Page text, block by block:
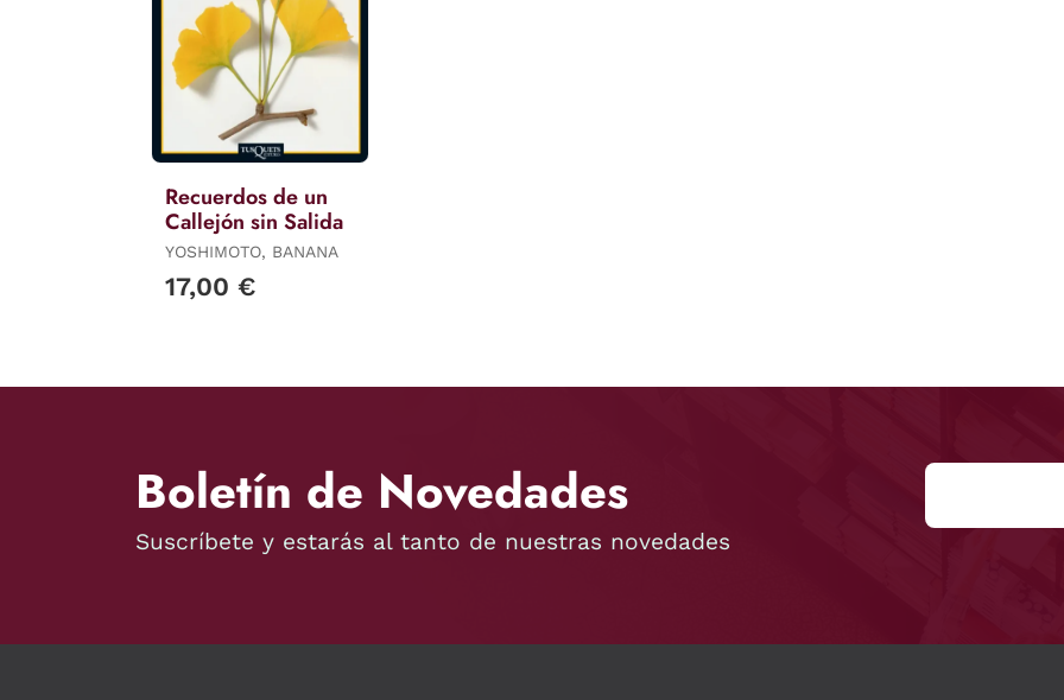
Recuerdos de un
Callejón sin Salida
YOSHIMOTO, BANANA
17,00 €
Boletín de Novedades
Suscríbete y estarás al tanto de nuestras novedades